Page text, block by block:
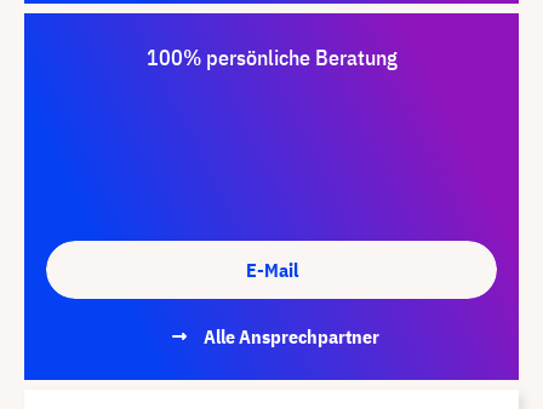
100% persönliche Beratung
E-Mail
Alle Ansprechpartner